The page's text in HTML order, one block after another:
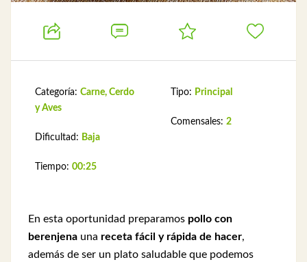
Categoría: Carne, Cerdo
y Aves
Dificultad: Baja
Tiempo: 00:25
Tipo: Principal
Comensales: 2
En esta oportunidad preparamos pollo con
berenjena una receta fácil y rápida de hacer,
además de ser un plato saludable que podemos